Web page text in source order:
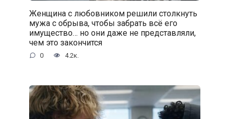
Женщина с любовником решили столкнуть
мужа с обрыва, чтобы забрать всё его
имущество… но они даже не представляли,
чем это закончится
0 4.2к.